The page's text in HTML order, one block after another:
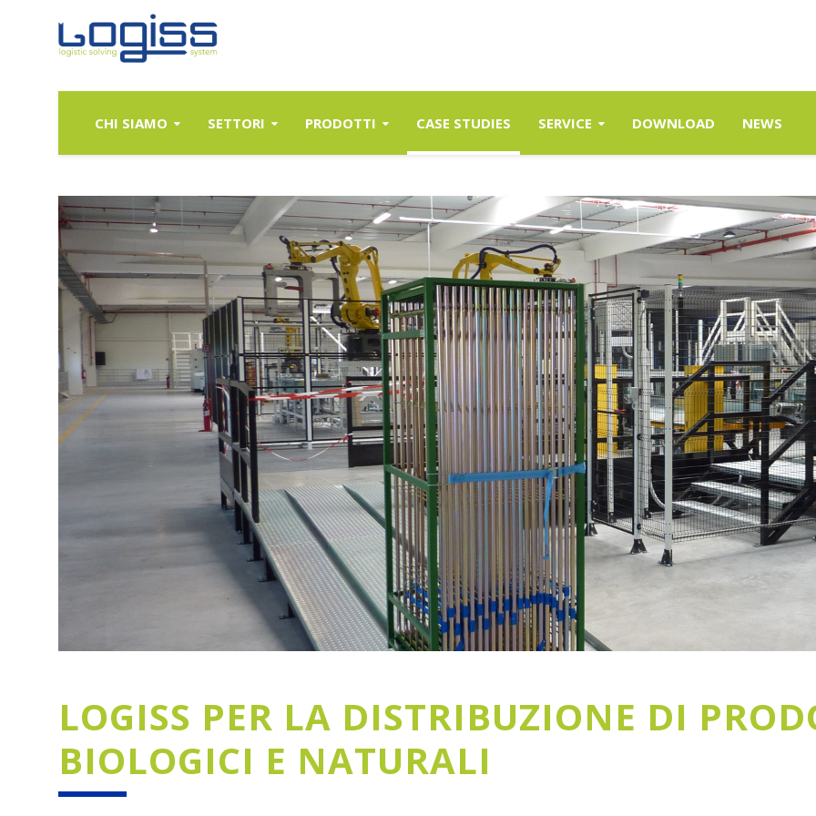
CHI SIAMO SETTORI PRODOTTI CASE STUDIES SERVICE DOWNLOAD NEWS
LOGISS PER LA DISTRIBUZIONE DI
BIOLOGICI E NATURALI